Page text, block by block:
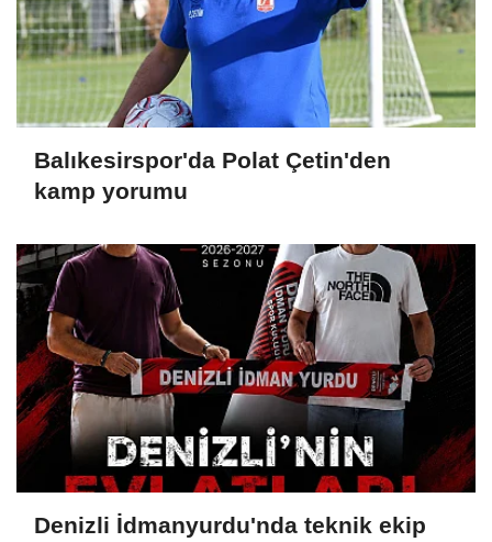
Balıkesirspor'da Polat Çetin'den
kamp yorumu
Denizli İdmanyurdu'nda teknik ekip